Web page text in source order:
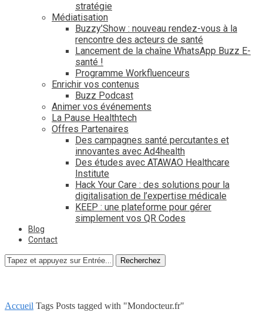
stratégie
Médiatisation
Buzzy’Show : nouveau rendez-vous à la
rencontre des acteurs de santé
Lancement de la chaîne WhatsApp Buzz E-
santé !
Programme Workfluenceurs
Enrichir vos contenus
Buzz Podcast
Animer vos événements
La Pause Healthtech
Offres Partenaires
Des campagnes santé percutantes et
innovantes avec Ad4health
Des études avec ATAWAO Healthcare
Institute
Hack Your Care : des solutions pour la
digitalisation de l’expertise médicale
KEEP : une plateforme pour gérer
simplement vos QR Codes
Blog
Contact
Recherchez
Accueil Tags Posts tagged with "Mondocteur.fr"